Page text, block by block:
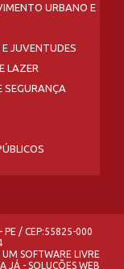
URBANO E
JUVENTUDES
LAZER
SEGURANÇA
PE / CEP:55825-000
SOFTWARE LIVRE
JÁ - SOLUÇÕES WEB